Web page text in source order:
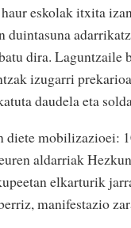
eskolak itxita
duintasuna
dira. Laguntzaile
izugarri
daudela eta
diete mobilizazioei:
aldarriak
elkarturik
manifestazio